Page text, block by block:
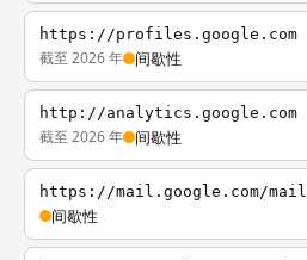
https://profiles.google.com
截至 2026 年 间歇性
http://analytics.google.com
截至 2026 年 间歇性
https://mail.google.com/mail
间歇性